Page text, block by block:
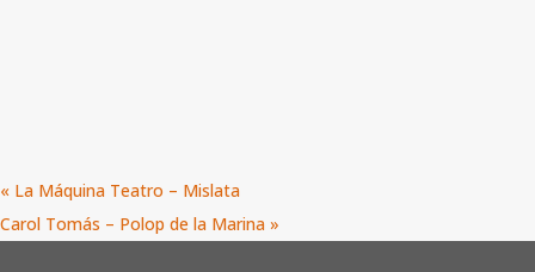
« La Máquina Teatro – Mislata
Carol Tomás – Polop de la Marina »